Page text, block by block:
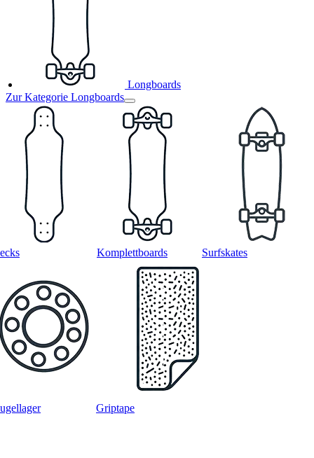
Longboards
Zur Kategorie Longboards
Komplettboards Surfskates
Griptape